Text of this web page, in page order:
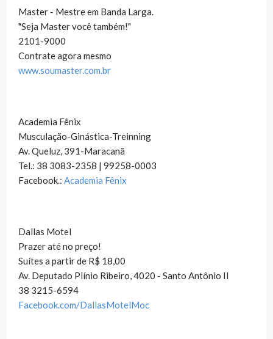
Master - Mestre em Banda Larga.
"Seja Master você também!"
2101-9000
Contrate agora mesmo
www.soumaster.com.br
Academia Fênix
Musculação-Ginástica-Treinning
Av. Queluz, 391-Maracanã
Tel.: 38 3083-2358 | 99258-0003
Facebook.: Academia Fênix
Dallas Motel
Prazer até no preço!
Suítes a partir de R$ 18,00
Av. Deputado Plínio Ribeiro, 4020 - Santo Antônio II
38 3215-6594
Facebook.com/DallasMotelMoc